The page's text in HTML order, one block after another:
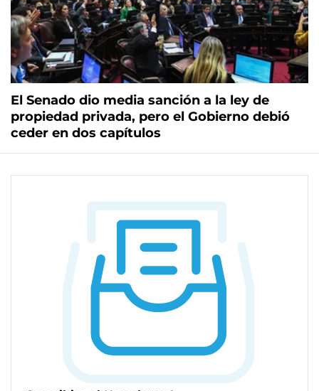
El Senado dio media sanción a la ley de
propiedad privada, pero el Gobierno debió
ceder en dos capítulos